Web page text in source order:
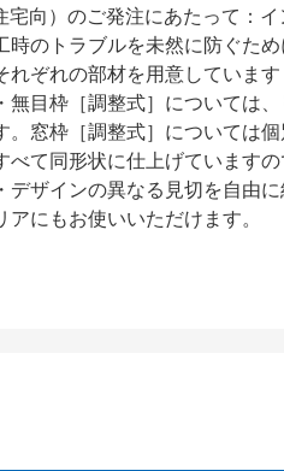
向）のご発注にあたって：
のトラブルを未然に防ぐた
れぞれの部材を用意しています
無目枠［調整式］については
窓枠［調整式］については
べて同形状に仕上げています
ザインの異なる見切を自由に
にもお使いいただけます。